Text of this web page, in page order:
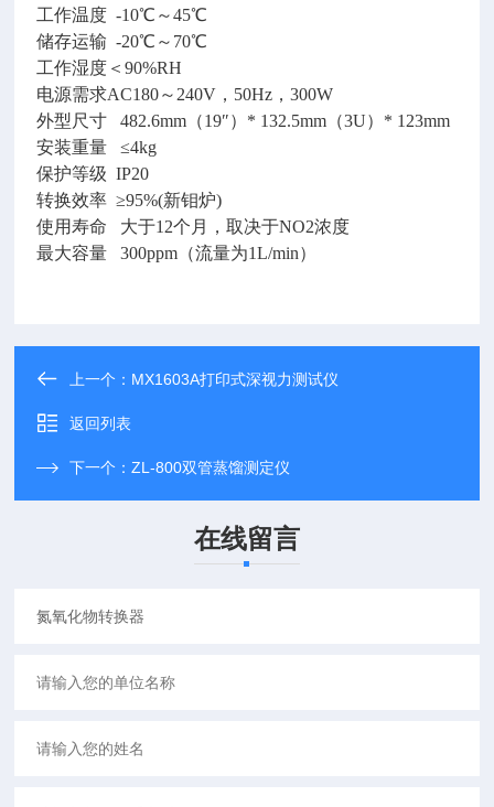
工作温度 -10℃～45℃
储存运输 -20℃～70℃
工作湿度＜90%RH
电源需求AC180～240V，50Hz，300W
外型尺寸 482.6mm（19″）* 132.5mm（3U）* 123mm
安装重量 ≤4kg
保护等级 IP20
转换效率 ≥95%(新钼炉)
使用寿命 大于12个月，取决于NO2浓度
最大容量 300ppm（流量为1L/min）
上一个： MX1603A打印式深视力测试仪
返回列表
下一个：ZL-800双管蒸馏测定仪
在线留言